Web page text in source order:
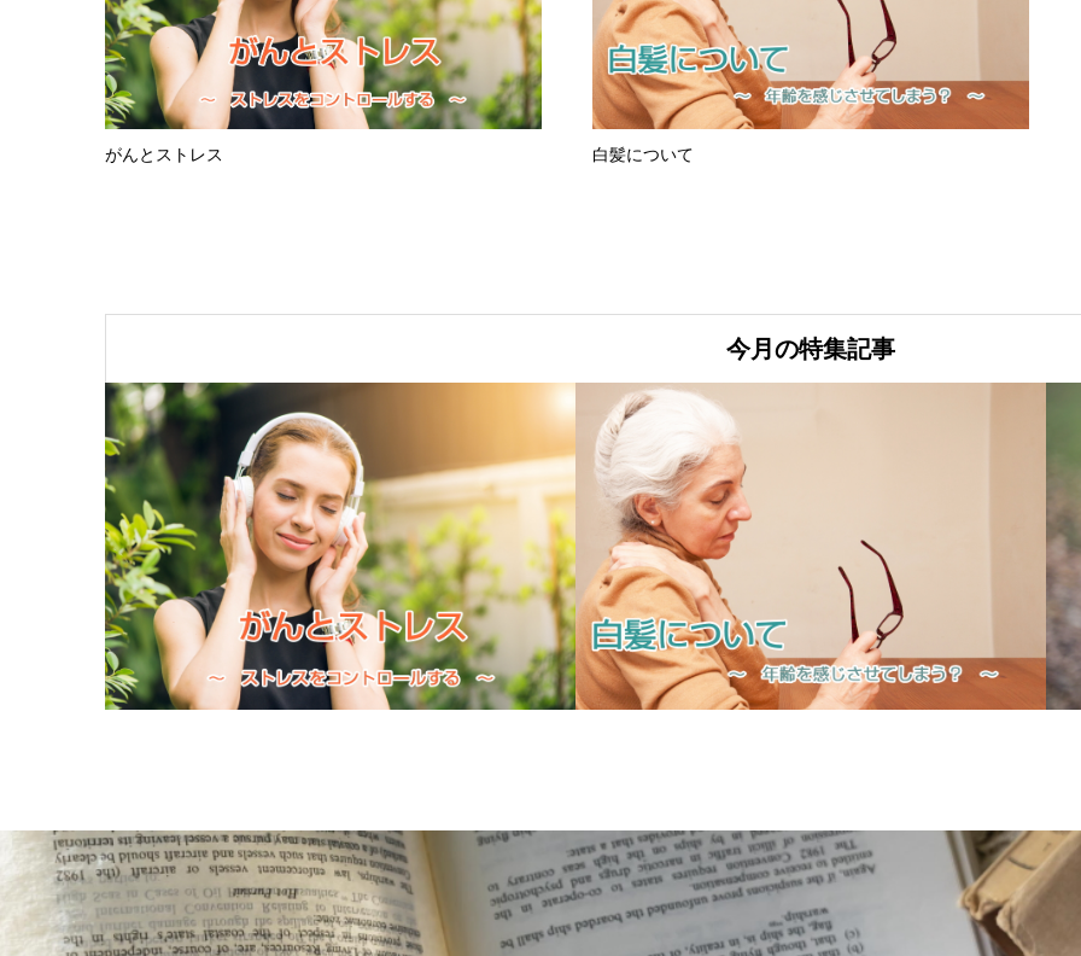
がんとストレス 白髪について
今月の特集記事